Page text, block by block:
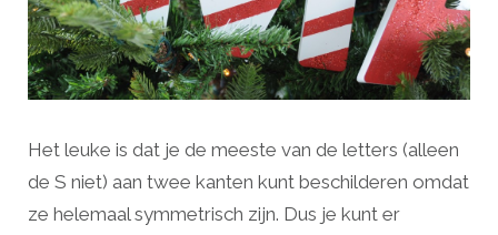
Het leuke is dat je de meeste van de letters (alleen
de S niet) aan twee kanten kunt beschilderen omdat
ze helemaal symmetrisch zijn. Dus je kunt er